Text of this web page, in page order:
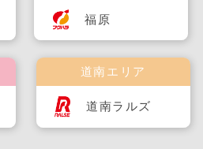
道南エリア
道南ラルズ
福原